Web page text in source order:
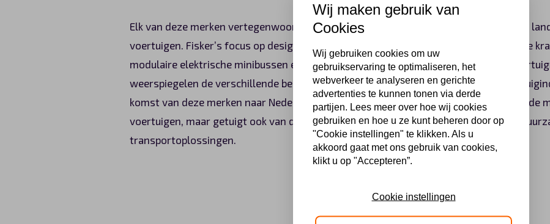
Elk van deze merken vertegenwoordigt een ander aspect van het zich ontwikkelende
voertuigen. Fisker’s focus op design en luxe, Vinfast’s intrede als Zuidoost-Aziatische
modulaire elektrische minibussen en Chery’s uitbreiding van Chinese elektrische
weerspiegelen de verschillende benaderingen en innovaties die de elektrische
komst van deze merken naar Nederland is niet alleen een belangrijke uitbreiding van de
voertuigen, maar getuigt ook van de toenemende wereldwijde belangstelling voor
transportoplossingen.
Wij maken gebruik van
Cookies
Wij gebruiken cookies om uw
gebruikservaring te optimaliseren, het
webverkeer te analyseren en gerichte
advertenties te kunnen tonen via derde
partijen. Lees meer over hoe wij cookies
gebruiken en hoe u ze kunt beheren door op
"Cookie instellingen" te klikken. Als u
akkoord gaat met ons gebruik van cookies,
klikt u op "Accepteren”.
Cookie instellingen